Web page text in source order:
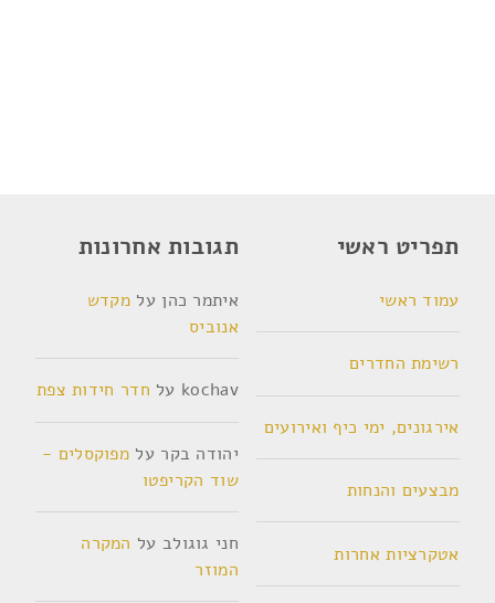
תפריט ראשי
עמוד ראשי
רשימת החדרים
אירגונים, ימי כיף ואירועים
מבצעים והנחות
אטקרציות אחרות
תגובות אחרונות
איתמר כהן על מקדש
אנוביס
kochav על חדר חידות צפת
יהודה בקר על מפוקסלים -
שוד הקריפטו
חני גוגולב על המקרה
המוזר